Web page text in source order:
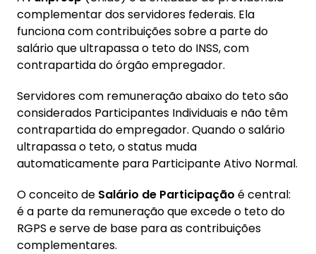
complementar dos servidores federais. Ela
funciona com contribuições sobre a parte do
salário que ultrapassa o teto do INSS, com
contrapartida do órgão empregador.
Servidores com remuneração abaixo do teto são
considerados Participantes Individuais e não têm
contrapartida do empregador. Quando o salário
ultrapassa o teto, o status muda
automaticamente para Participante Ativo Normal.
O conceito de Salário de Participação é central:
é a parte da remuneração que excede o teto do
RGPS e serve de base para as contribuições
complementares.